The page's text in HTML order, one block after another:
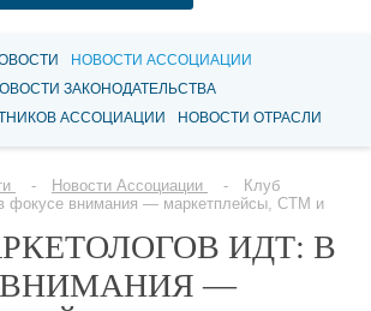
НОВОСТИ АССОЦИАЦИИ
ЗАКОНОДАТЕЛЬСТВА
АССОЦИАЦИИ
НОВОСТИ ОТРАСЛИ
Новости Ассоциации
Клуб
фокусе внимания — маркетплейсы, СТМ и
ИДТ: В
—